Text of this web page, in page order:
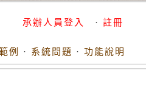
承辦人員登入 · 註冊
例 · 系統問題 · 功能說明